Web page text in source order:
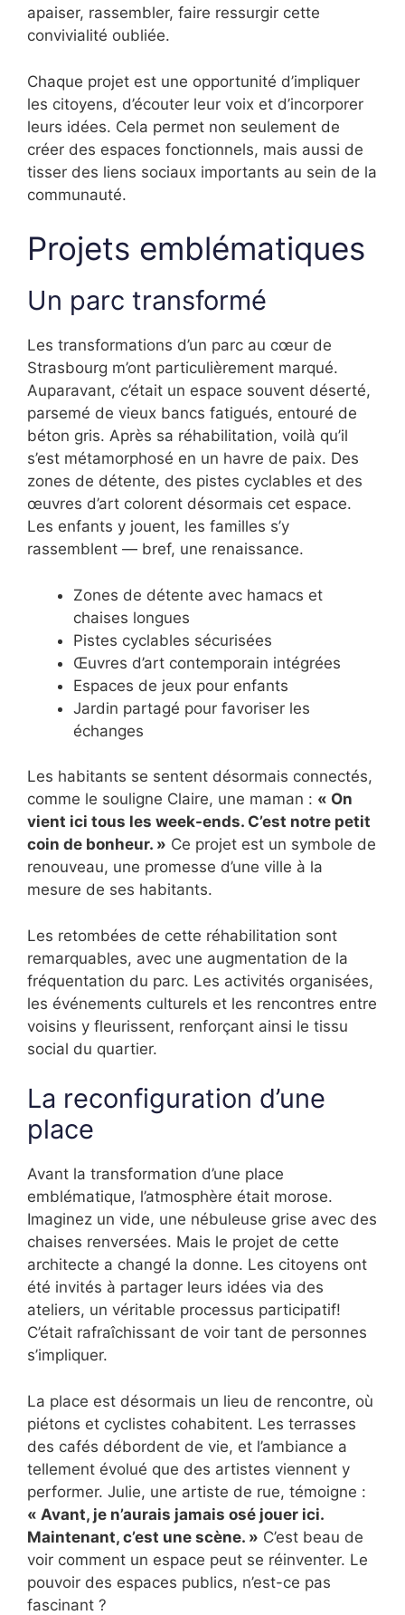
apaiser, rassembler, faire ressurgir cette
convivialité oubliée.
Chaque projet est une opportunité d’impliquer
les citoyens, d’écouter leur voix et d’incorporer
leurs idées. Cela permet non seulement de
créer des espaces fonctionnels, mais aussi de
tisser des liens sociaux importants au sein de la
communauté.
Projets emblématiques
Un parc transformé
Les transformations d’un parc au cœur de
Strasbourg m’ont particulièrement marqué.
Auparavant, c’était un espace souvent déserté,
parsemé de vieux bancs fatigués, entouré de
béton gris. Après sa réhabilitation, voilà qu’il
s’est métamorphosé en un havre de paix. Des
zones de détente, des pistes cyclables et des
œuvres d’art colorent désormais cet espace.
Les enfants y jouent, les familles s’y
rassemblent — bref, une renaissance.
Zones de détente avec hamacs et
chaises longues
Pistes cyclables sécurisées
Œuvres d’art contemporain intégrées
Espaces de jeux pour enfants
Jardin partagé pour favoriser les
échanges
Les habitants se sentent désormais connectés,
comme le souligne Claire, une maman : « On
vient ici tous les week-ends. C’est notre petit
coin de bonheur. » Ce projet est un symbole de
renouveau, une promesse d’une ville à la
mesure de ses habitants.
Les retombées de cette réhabilitation sont
remarquables, avec une augmentation de la
fréquentation du parc. Les activités organisées,
les événements culturels et les rencontres entre
voisins y fleurissent, renforçant ainsi le tissu
social du quartier.
La reconfiguration d’une
place
Avant la transformation d’une place
emblématique, l’atmosphère était morose.
Imaginez un vide, une nébuleuse grise avec des
chaises renversées. Mais le projet de cette
architecte a changé la donne. Les citoyens ont
été invités à partager leurs idées via des
ateliers, un véritable processus participatif!
C’était rafraîchissant de voir tant de personnes
s’impliquer.
La place est désormais un lieu de rencontre, où
piétons et cyclistes cohabitent. Les terrasses
des cafés débordent de vie, et l’ambiance a
tellement évolué que des artistes viennent y
performer. Julie, une artiste de rue, témoigne :
« Avant, je n’aurais jamais osé jouer ici.
Maintenant, c’est une scène. » C’est beau de
voir comment un espace peut se réinventer. Le
pouvoir des espaces publics, n’est-ce pas
fascinant ?